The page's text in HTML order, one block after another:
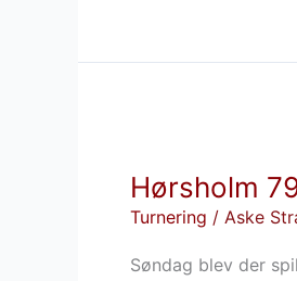
Hørsholm
Turnering / Aske
Søndag blev der
2
leverer
comeback